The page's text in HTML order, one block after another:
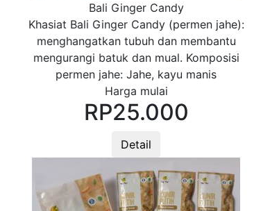
Bali Ginger Candy
Khasiat Bali Ginger Candy (permen jahe):
menghangatkan tubuh dan membantu
mengurangi batuk dan mual. Komposisi
permen jahe: Jahe, kayu manis
Harga mulai
RP25.000
Detail